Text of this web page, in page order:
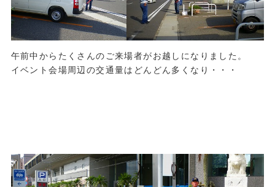
午前中からたくさんのご来場者がお越しになりました。
イベント会場周辺の交通量はどんどん多くなり・・・